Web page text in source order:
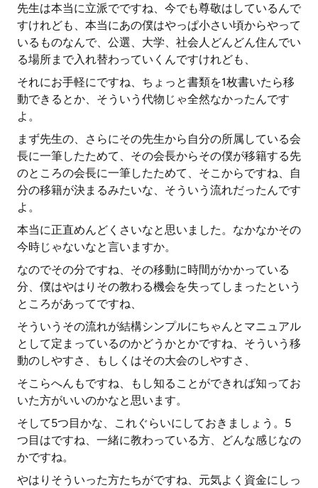
先生は本当に立派でですね、今でも尊敬はしているんで
すけれども、本当にあの僕はやっぱ小さい頃からやって
いるものなんで、公選、大学、社会人どんどん住んでい
る場所まで入れ替わっていくんですけれども、
それにお手軽にですね、ちょっと書類を1枚書いたら移
動できるとか、そういう代物じゃ全然なかったんです
よ。
まず先生の、さらにその先生から自分の所属している会
長に一筆したためて、その会長からその僕が移籍する先
のところの会長に一筆したためて、そこからですね、自
分の移籍が決まるみたいな、そういう流れだったんです
よ。
本当に正直めんどくさいなと思いました。なかなかその
今時じゃないなと言いますか。
なのでその分ですね、その移動に時間がかかっている
分、僕はやはりその教わる機会を失ってしまったという
ところがあってですね、
そういうその流れが結構シンプルにちゃんとマニュアル
として定まっているのかどうかとかですね、そういう移
動のしやすさ、もしくはその大会のしやすさ、
そこらへんもですね、もし知ることができれば知ってお
いた方がいいのかなと思います。
そして5つ目かな、これぐらいにしておきましょう。5
つ目はですね、一緒に教わっている方、どんな感じなの
かですね。
やはりそういった方たちがですね、元気よく資金にしっ